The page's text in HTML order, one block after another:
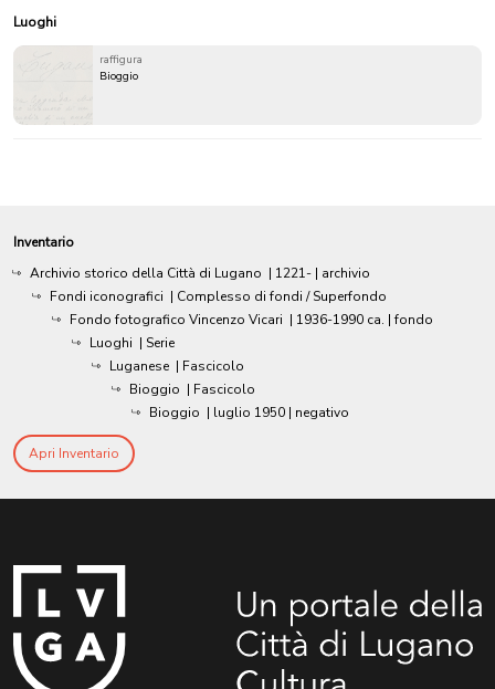
Luoghi
raffigura
Bioggio
Inventario
Archivio storico della Città di Lugano | 1221- | archivio
Fondi iconografici | Complesso di fondi / Superfondo
Fondo fotografico Vincenzo Vicari | 1936-1990 ca. | fondo
Luoghi | Serie
Luganese | Fascicolo
Bioggio | Fascicolo
Bioggio | luglio 1950 | negativo
Apri Inventario